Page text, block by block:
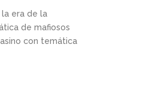
era de la
de mafiosos
con temática